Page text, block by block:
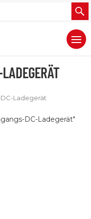
Ladegerät
DC-Ladegerät"